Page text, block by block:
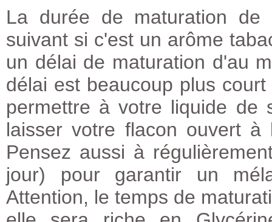
La durée de maturation
suivant si c'est un arôme
un délai de maturation d'au
délai est beaucoup plus
permettre à votre liquide de
laisser votre flacon ouvert
Pensez aussi à
jour) pour garantir un
Attention, le temps de